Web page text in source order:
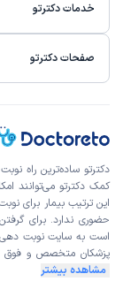
خدمات دکترتو
صفحات دکترتو
دکترتو ساده‌ترین راه
کمک دکترتو می‌توانند
این ترتیب بیمار برای
حضوری ندارد. برای
است به سایت نوبت دهی
پزشکان متخصص و
مشاهده بیشتر